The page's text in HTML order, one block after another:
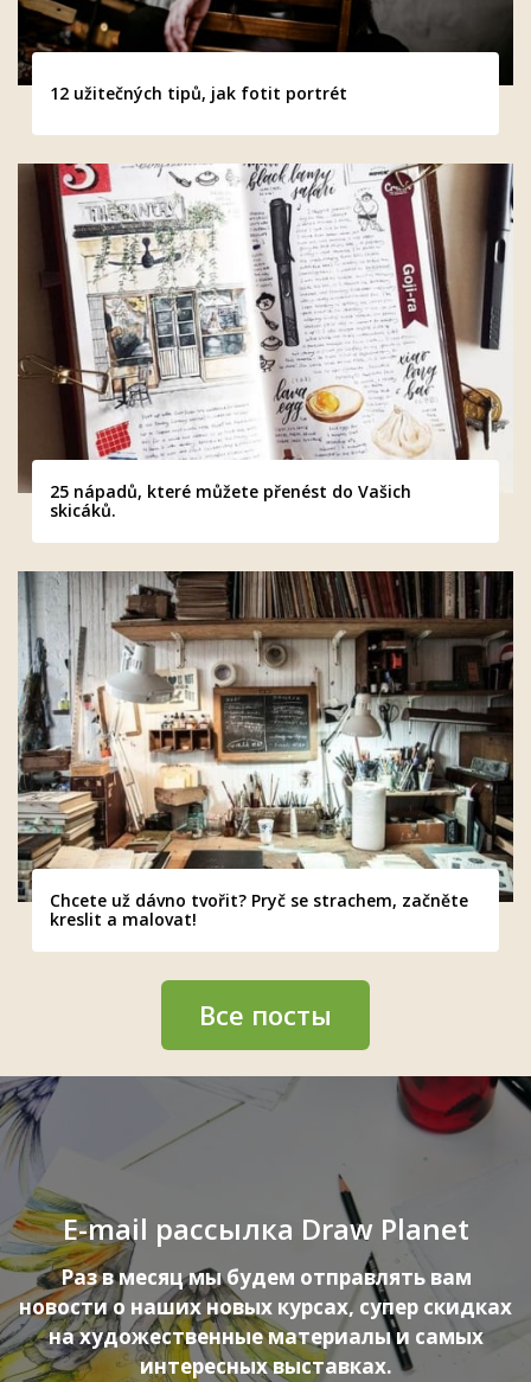
12 užitečných tipů, jak fotit portrét
25 nápadů, které můžete přenést do Vašich
skicáků.
Chcete už dávno tvořit? Pryč se strachem, začněte
kreslit a malovat!
Все посты
E-mail рассылка Draw Planet
Раз в месяц мы будем отправлять вам
новости о наших новых курсах, супер скидках
на художественные материалы и самых
интересных выставках.